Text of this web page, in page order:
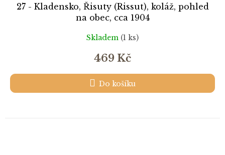
27 - Kladensko, Řisuty (Rissut), koláž, pohled
na obec, cca 1904
Skladem (1 ks)
469 Kč
Do košíku